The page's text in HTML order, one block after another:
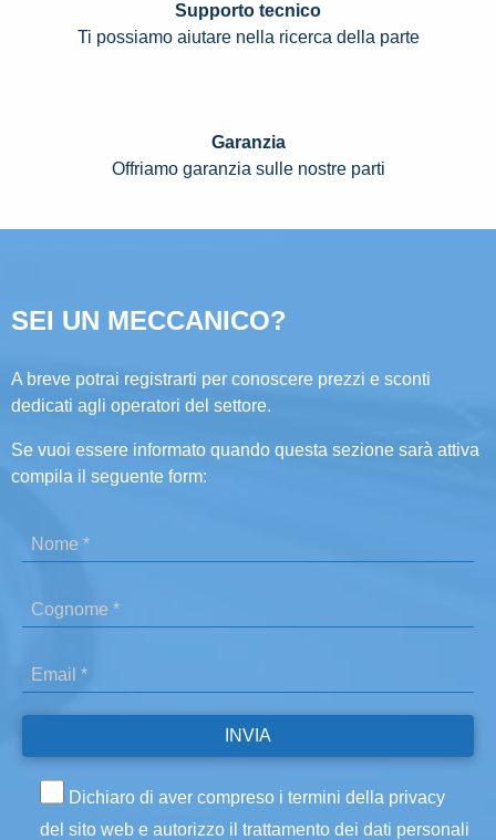
Supporto tecnico
Ti possiamo aiutare nella ricerca della parte
Garanzia
Offriamo garanzia sulle nostre parti
SEI UN MECCANICO?
A breve potrai registrarti per conoscere prezzi e sconti
dedicati agli operatori del settore.
Se vuoi essere informato quando questa sezione sarà attiva
compila il seguente form:
Dichiaro di aver compreso i termini della privacy
del sito web e autorizzo il trattamento dei dati personali